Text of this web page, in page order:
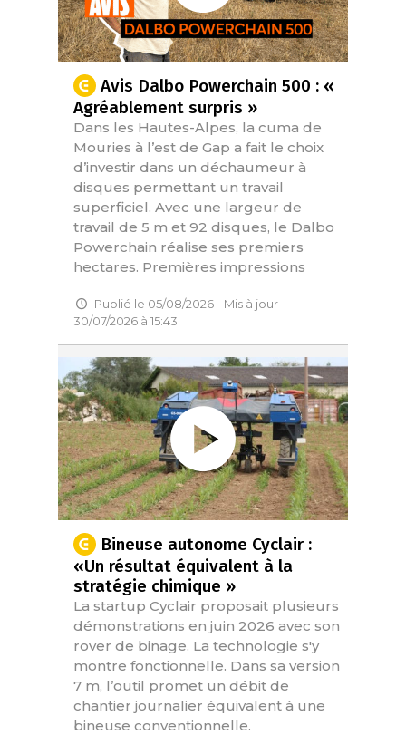
Avis Dalbo Powerchain 500 : «
Agréablement surpris »
Dans les Hautes-Alpes, la cuma de
Mouries à l’est de Gap a fait le choix
d’investir dans un déchaumeur à
disques permettant un travail
superficiel. Avec une largeur de
travail de 5 m et 92 disques, le Dalbo
Powerchain réalise ses premiers
hectares. Premières impressions
Publié le 05/08/2026 - Mis à jour
30/07/2026 à 15:43
Bineuse autonome Cyclair :
«Un résultat équivalent à la
stratégie chimique »
La startup Cyclair proposait plusieurs
démonstrations en juin 2026 avec son
rover de binage. La technologie s'y
montre fonctionnelle. Dans sa version
7 m, l’outil promet un débit de
chantier journalier équivalent à une
bineuse conventionnelle.